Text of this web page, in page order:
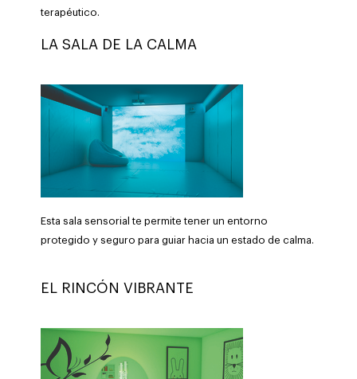
terapéutico.
LA SALA DE LA CALMA
Esta sala sensorial te permite tener un entorno
protegido y seguro para guiar hacia un estado de calma.
EL RINCÓN VIBRANTE